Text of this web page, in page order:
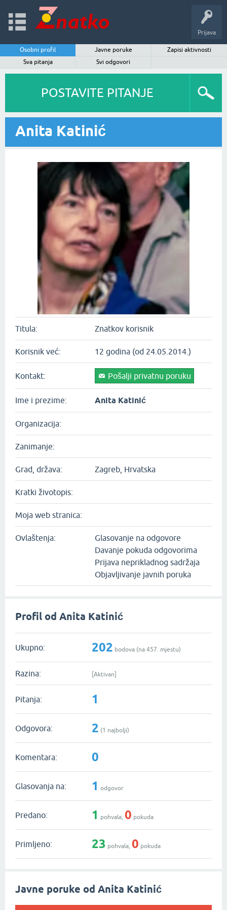
Prijava
Osobni profil Javne poruke
Zapisi aktivnosti
Sva pitanja
Svi odgovori
POSTAVITE PITANJE
Anita Katinić
Titula: Znatkov korisnik
Korisnik već: 12 godina (od 24.05.2014.)
Kontakt: Pošalji privatnu poruku
Ime i prezime: Anita Katinić
Organizacija:
Zanimanje:
Grad, država: Zagreb, Hrvatska
Kratki životopis:
Moja web stranica:
Ovlaštenja:
Glasovanje na odgovore
Davanje pokuda odgovorima
Prijava neprikladnog sadržaja
Objavljivanje javnih poruka
Profil od Anita Katinić
Ukupno: 202 bodova (na 457 . mjestu)
Razina: [Aktivan]
Pitanja: 1
Odgovora: 2 (1 najbolji)
Komentara: 0
Glasovanja na: 1 odgovor
Predano: 1 pohvala, 0 pokuda
Primljeno: 23 pohvala, 0 pokuda
Javne poruke od Anita Katinić